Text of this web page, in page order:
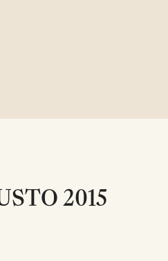
2015